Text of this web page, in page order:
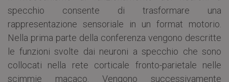
specchio consente di trasformare una
rappresentazione sensoriale in un format motorio.
Nella prima parte della conferenza vengono descritte
le funzioni svolte dai neuroni a specchio che sono
collocati nella rete corticale fronto-parietale nelle
scimmie macaco. Vengono successivamente